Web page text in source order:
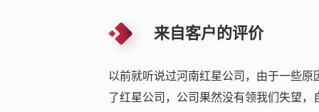
来自客户的评价
以前就听说过河南红星公司，由于一些
了红星公司，公司果然没有领我们失望